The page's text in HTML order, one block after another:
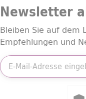
Newsletter
Bleiben Sie auf dem
Empfehlungen und
Friendly Captcha